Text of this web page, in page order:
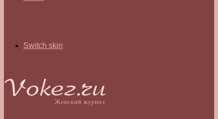
Switch skin